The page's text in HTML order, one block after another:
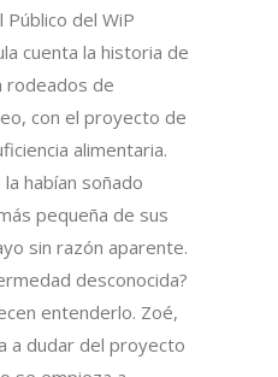
del WiP
cuenta la historia de
rodeados de
con el proyecto de
alimentaria.
habían soñado
pequeña de sus
sin razón aparente.
desconocida?
entenderlo. Zoé,
a dudar del proyecto